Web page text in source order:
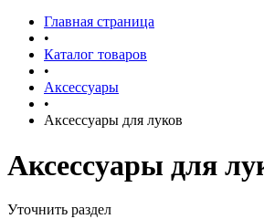
Главная страница
•
Каталог товаров
•
Аксессуары
•
Аксессуары для луков
Аксессуары для
Уточнить раздел